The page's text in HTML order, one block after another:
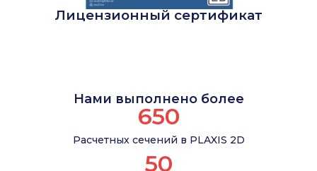
Лицензионный сертификат
Нами выполнено более
Расчетных сечений в PLAXIS 2D
650
50